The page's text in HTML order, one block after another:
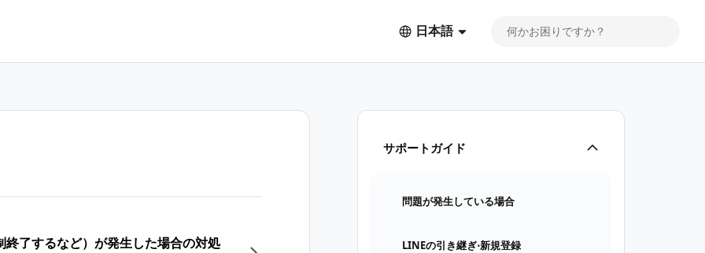
日本語
サポートガイド
問題が発生している場合
LINEの引き継ぎ⋅新規登録
了するなど）が発生した場合の対処